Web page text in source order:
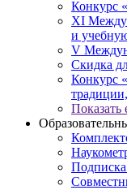
Конкурс
XI
и
V
Скидка
Конкурс
Показать